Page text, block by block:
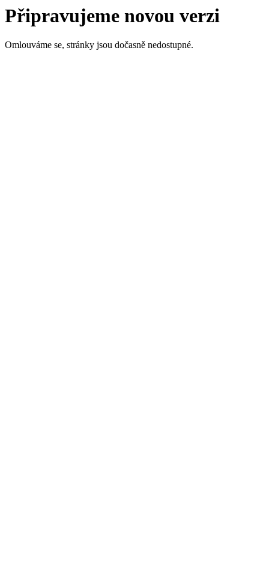
Připravujeme novou verzi
Omlouváme se, stránky jsou dočasně nedostupné.